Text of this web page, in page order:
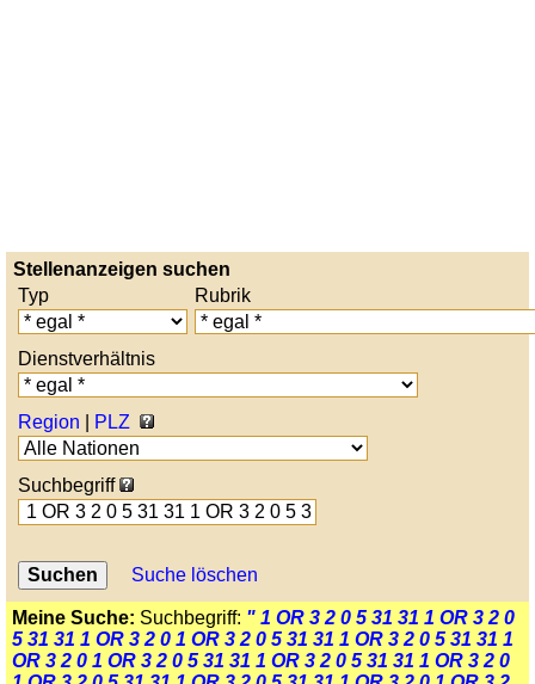
Stellenanzeigen suchen
Typ
Rubrik
Dienstverhältnis
Region PLZ
Suchbegriff
Suche löschen
Meine Suche: Suchbegriff: " 1 OR 3 2 0 5 31 31 1 OR 3 2 0
5 31 31 1 OR 3 2 0 1 OR 3 2 0 5 31 31 1 OR 3 2 0 5 31 31 1
OR 3 2 0 1 OR 3 2 0 5 31 31 1 OR 3 2 0 5 31 31 1 OR 3 2 0